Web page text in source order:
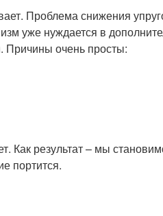
Проблема снижения
уже нуждается в
Причины очень просты:
Как результат – мы
портится.